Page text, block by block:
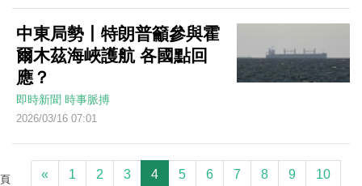
中東局勢丨特朗普籲參與霍
爾木茲海峽護航 各國點回
應？
即時新聞 時事脈搏
2026/03/16 07:01
頁
« 1 2 3 4 5 6 7 8 9 10